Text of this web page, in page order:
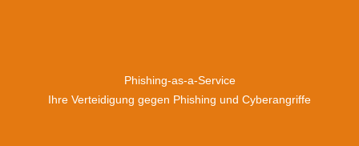
Phishing-as-a-Service
Ihre Verteidigung gegen Phishing und Cyberangriffe